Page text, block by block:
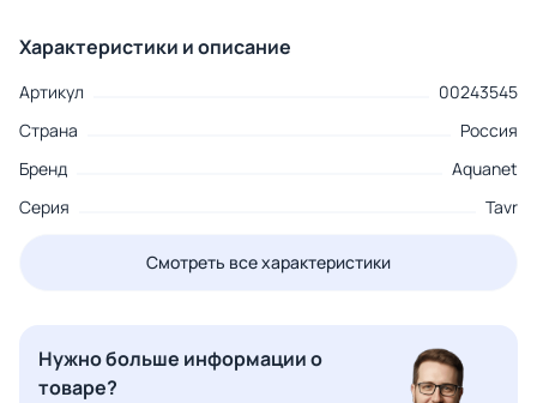
Характеристики и описание
Артикул
00243545
Страна
Россия
Бренд
Aquanet
Серия
Tavr
Смотреть все характеристики
Нужно больше информации о
товаре?